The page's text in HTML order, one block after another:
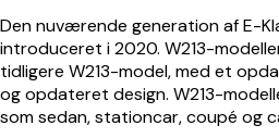
Den nuværende generation af E-
introduceret i 2020. W213-
tidligere W213-model, med et
og opdateret design. W213-
som sedan, stationcar, coupé og